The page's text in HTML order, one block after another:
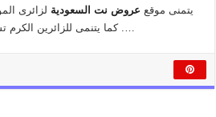
يتمنى موقع عروض نت السعوديةلزائرى
…. كما يتنمى للزائرين